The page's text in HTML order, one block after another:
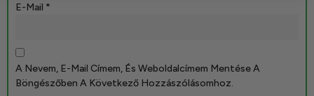
E-Mail *
A Nevem, E-Mail Címem, És Weboldalcímem Mentése A
Böngészőben A Következő Hozzászólásomhoz.